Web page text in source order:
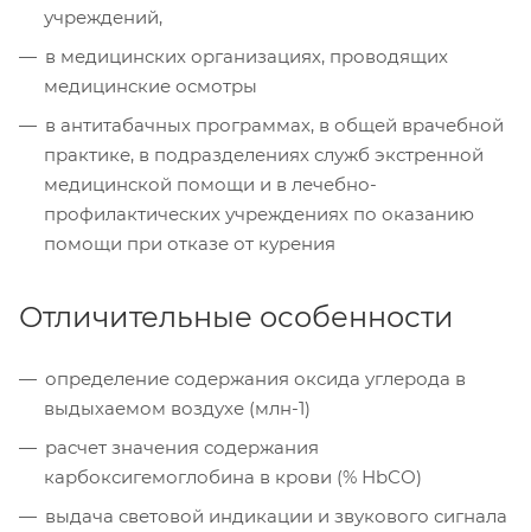
учреждений,
в медицинских организациях, проводящих
медицинские осмотры
в антитабачных программах, в общей врачебной
практике, в подразделениях служб экстренной
медицинской помощи и в лечебно-
профилактических учреждениях по оказанию
помощи при отказе от курения
Отличительные особенности
определение содержания оксида углерода в
выдыхаемом воздухе (млн-1)
расчет значения содержания
карбоксигемоглобина в крови (% НbСО)
выдача световой индикации и звукового сигнала